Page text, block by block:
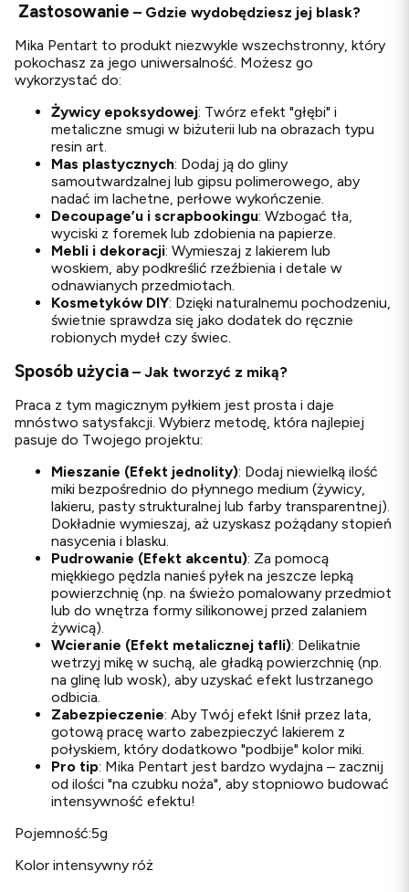
Zastosowanie – Gdzie wydobędziesz jej blask?
Mika Pentart to produkt niezwykle wszechstronny, który
pokochasz za jego uniwersalność. Możesz go
wykorzystać do:
Żywicy epoksydowej: Twórz efekt "głębi" i
metaliczne smugi w biżuterii lub na obrazach typu
resin art.
Mas plastycznych: Dodaj ją do gliny
samoutwardzalnej lub gipsu polimerowego, aby
nadać im lachetne, perłowe wykończenie.
Decoupage’u i scrapbookingu: Wzbogać tła,
wyciski z foremek lub zdobienia na papierze.
Mebli i dekoracji: Wymieszaj z lakierem lub
woskiem, aby podkreślić rzeźbienia i detale w
odnawianych przedmiotach.
Kosmetyków DIY: Dzięki naturalnemu pochodzeniu,
świetnie sprawdza się jako dodatek do ręcznie
robionych mydeł czy świec.
Sposób użycia – Jak tworzyć z miką?
Praca z tym magicznym pyłkiem jest prosta i daje
mnóstwo satysfakcji. Wybierz metodę, która najlepiej
pasuje do Twojego projektu:
Mieszanie (Efekt jednolity): Dodaj niewielką ilość
miki bezpośrednio do płynnego medium (żywicy,
lakieru, pasty strukturalnej lub farby transparentnej).
Dokładnie wymieszaj, aż uzyskasz pożądany stopień
nasycenia i blasku.
Pudrowanie (Efekt akcentu): Za pomocą
miękkiego pędzla nanieś pyłek na jeszcze lepką
powierzchnię (np. na świeżo pomalowany przedmiot
lub do wnętrza formy silikonowej przed zalaniem
żywicą).
Wcieranie (Efekt metalicznej tafli): Delikatnie
wetrzyj mikę w suchą, ale gładką powierzchnię (np.
na glinę lub wosk), aby uzyskać efekt lustrzanego
odbicia.
Zabezpieczenie: Aby Twój efekt lśnił przez lata,
gotową pracę warto zabezpieczyć lakierem z
połyskiem, który dodatkowo "podbije" kolor miki.
Pro tip: Mika Pentart jest bardzo wydajna – zacznij
od ilości "na czubku noża", aby stopniowo budować
intensywność efektu!
Pojemność:5g
Kolor intensywny róż